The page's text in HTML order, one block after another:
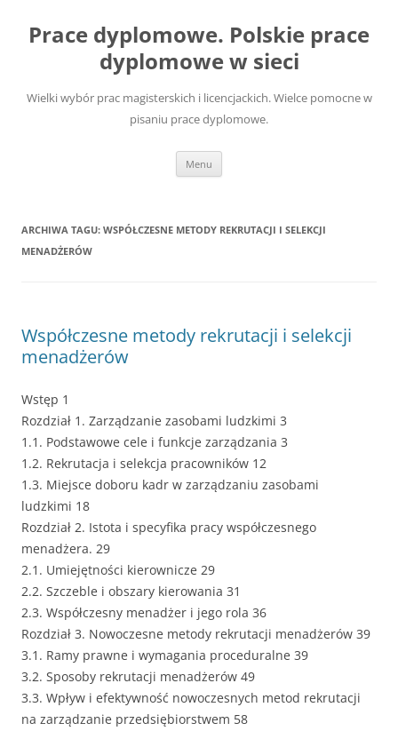
treści
Prace dyplomowe. Polskie prace
dyplomowe w sieci
Wielki wybór prac magisterskich i licencjackich. Wielce pomocne w
pisaniu prace dyplomowe.
Menu
ARCHIWA TAGU: WSPÓŁCZESNE METODY REKRUTACJI I SELEKCJI
MENADŻERÓW
Współczesne metody rekrutacji i selekcji
menadżerów
Wstęp 1
Rozdział 1. Zarządzanie zasobami ludzkimi 3
1.1. Podstawowe cele i funkcje zarządzania 3
1.2. Rekrutacja i selekcja pracowników 12
1.3. Miejsce doboru kadr w zarządzaniu zasobami
ludzkimi 18
Rozdział 2. Istota i specyfika pracy współczesnego
menadżera. 29
2.1. Umiejętności kierownicze 29
2.2. Szczeble i obszary kierowania 31
2.3. Współczesny menadżer i jego rola 36
Rozdział 3. Nowoczesne metody rekrutacji menadżerów 39
3.1. Ramy prawne i wymagania proceduralne 39
3.2. Sposoby rekrutacji menadżerów 49
3.3. Wpływ i efektywność nowoczesnych metod rekrutacji
na zarządzanie przedsiębiorstwem 58